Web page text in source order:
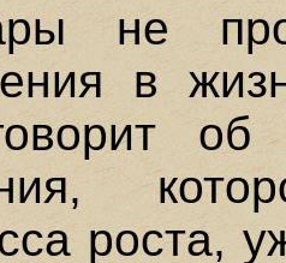
не
в
об
роста,